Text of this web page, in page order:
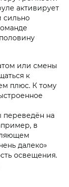
активирует
сильно
или смены
к
плюс. К тому
переведён на
в
далеко»
освещения.